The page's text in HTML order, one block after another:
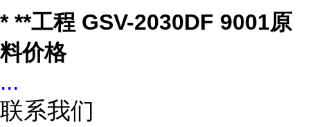
* **工程 GSV-2030DF 9001原
料价格
...
联系我们